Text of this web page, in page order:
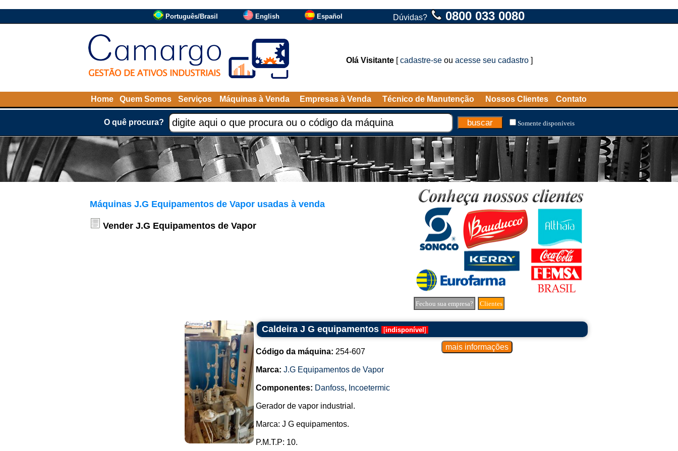
Português/Brasil English Español Dúvidas? 0800 033 0080
Olá Visitante [cadastre-se ou acesse seu cadastro ]
Home Quem Somos Serviços Máquinas à Venda Empresas à Venda Técnico de Manutenção Nossos Clientes Contato
O quê procura? Somente disponíveis
Máquinas J.G Equipamentos de Vapor usadas à venda
Vender J.G Equipamentos de Vapor
Fechou sua empresa? Clientes
Caldeira J G equipamentos [indisponível ]
Código da máquina: 254-607
Marca: J.G Equipamentos de Vapor
Componentes: Danfoss, Incoetermic
Gerador de vapor industrial.
Marca: J G equipamentos.
P.M.T.P: 10.